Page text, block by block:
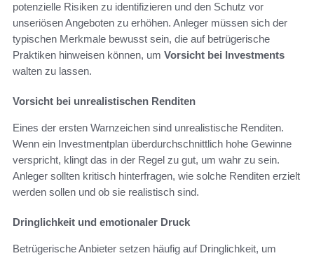
potenzielle Risiken zu identifizieren und den Schutz vor
unseriösen Angeboten zu erhöhen. Anleger müssen sich der
typischen Merkmale bewusst sein, die auf betrügerische
Praktiken hinweisen können, um Vorsicht bei Investments
walten zu lassen.
Vorsicht bei unrealistischen Renditen
Eines der ersten Warnzeichen sind unrealistische Renditen.
Wenn ein Investmentplan überdurchschnittlich hohe Gewinne
verspricht, klingt das in der Regel zu gut, um wahr zu sein.
Anleger sollten kritisch hinterfragen, wie solche Renditen erzielt
werden sollen und ob sie realistisch sind.
Dringlichkeit und emotionaler Druck
Betrügerische Anbieter setzen häufig auf Dringlichkeit, um